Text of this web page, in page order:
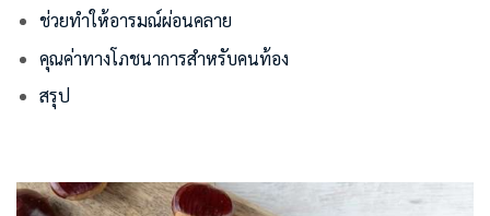
ช่วยทำให้อารมณ์ผ่อนคลาย
คุณค่าทางโภชนาการสำหรับคนท้อง
สรุป